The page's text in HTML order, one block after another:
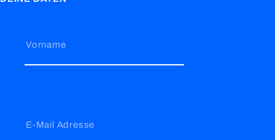
Vorname
E-Mail Adresse